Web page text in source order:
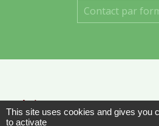
Contact par
Liens
This site uses cookies and gives you
to activate